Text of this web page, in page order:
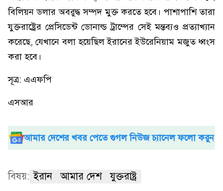
বিলিয়ন ডলার অবরুদ্ধ সম্পদ মুক্ত করতে হবে। পাশাপাশি তারা
যুক্তরাষ্ট্রের প্রেসিডেন্ট ডোনাল্ড ট্রাম্পের সেই মন্তব্যও প্রত্যাখ্যান
করেছে, যেখানে বলা হয়েছিল ইরানের ইউরেনিয়াম মজুত ধ্বংস
করা হবে।
সূত্র: এএফপি
এসআর
আমার দেশের খবর পেতে গুগল নিউজ চ্যানেল ফলো করুন
বিষয়: ইরান আমার দেশ যুক্তরাষ্ট্র